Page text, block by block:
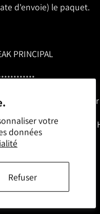
votre
données
Refuser
d'envoie) le paquet.
PRINCIPAL
23 - Hockey -
Authentic Hockey 23/24